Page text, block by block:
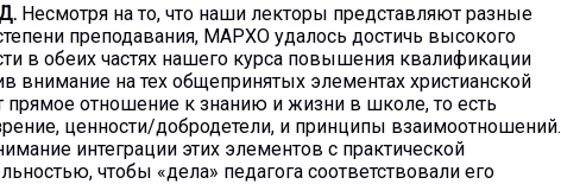
Несмотря на то, что наши лекторы представляют разные
преподавания, МАРХО удалось достичь высокого
в обеих частях нашего курса повышения квалификации
внимание на тех общепринятых элементах христианской
отношение к знанию и жизни в школе, то есть
ценности/добродетели, и принципы взаимоотношений.
интеграции этих элементов с практической
чтобы «дела» педагога соответствовали его